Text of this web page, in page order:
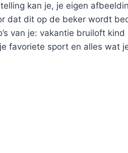
kan je, je eigen
dat dit op de beker wordt
van je: vakantie bruiloft kind
favoriete sport en alles wat